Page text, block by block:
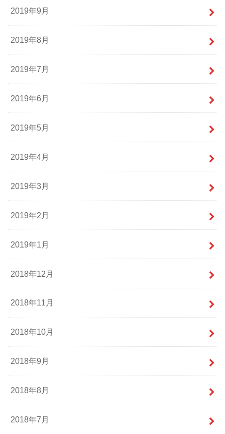
2019年9月
2019年8月
2019年7月
2019年6月
2019年5月
2019年4月
2019年3月
2019年2月
2019年1月
2018年12月
2018年11月
2018年10月
2018年9月
2018年8月
2018年7月